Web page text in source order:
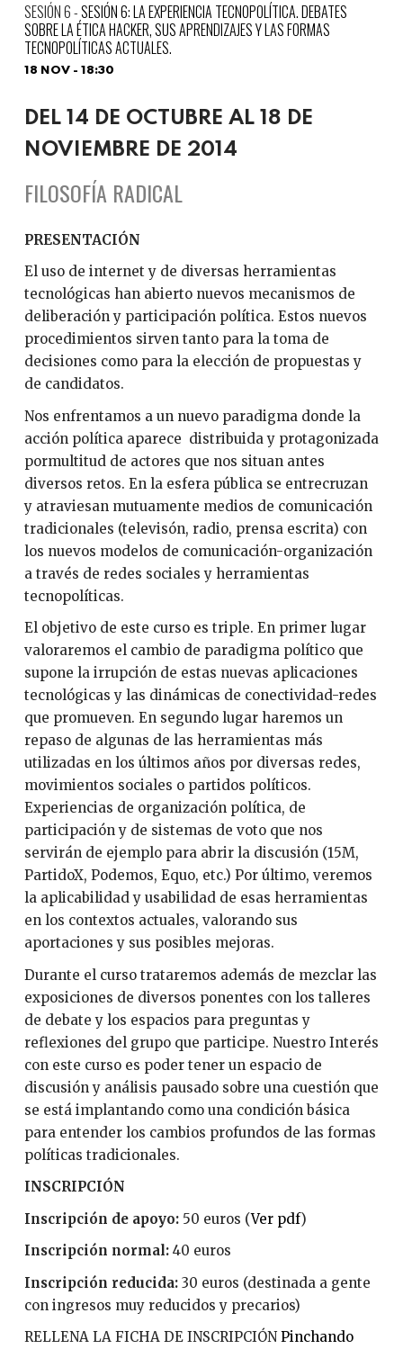
SESIÓN 6: LA EXPERIENCIA TECNOPOLÍTICA. DEBATES
SOBRE LA ÉTICA HACKER, SUS APRENDIZAJES Y LAS FORMAS
TECNOPOLÍTICAS ACTUALES.
18 NOV - 18:30
DEL 14 DE OCTUBRE AL 18 DE
NOVIEMBRE DE 2014
FILOSOFÍA RADICAL
PRESENTACIÓN
El uso de internet y de diversas herramientas
tecnológicas han abierto nuevos mecanismos de
deliberación y participación política. Estos nuevos
procedimientos sirven tanto para la toma de
decisiones como para la elección de propuestas y
de candidatos.
Nos enfrentamos a un nuevo paradigma donde la
acción política aparece distribuida y protagonizada
pormultitud de actores que nos situan antes
diversos retos. En la esfera pública se entrecruzan
y atraviesan mutuamente medios de comunicación
tradicionales (televisón, radio, prensa escrita) con
los nuevos modelos de comunicación-organización
a través de redes sociales y herramientas
tecnopolíticas.
El objetivo de este curso es triple. En primer lugar
valoraremos el cambio de paradigma político que
supone la irrupción de estas nuevas aplicaciones
tecnológicas y las dinámicas de conectividad-redes
que promueven. En segundo lugar haremos un
repaso de algunas de las herramientas más
utilizadas en los últimos años por diversas redes,
movimientos sociales o partidos políticos.
Experiencias de organización política, de
participación y de sistemas de voto que nos
servirán de ejemplo para abrir la discusión (15M,
PartidoX, Podemos, Equo, etc.) Por último, veremos
la aplicabilidad y usabilidad de esas herramientas
en los contextos actuales, valorando sus
aportaciones y sus posibles mejoras.
Durante el curso trataremos además de mezclar las
exposiciones de diversos ponentes con los talleres
de debate y los espacios para preguntas y
reflexiones del grupo que participe. Nuestro Interés
con este curso es poder tener un espacio de
discusión y análisis pausado sobre una cuestión que
se está implantando como una condición básica
para entender los cambios profundos de las formas
políticas tradicionales.
INSCRIPCIÓN
Inscripción de apoyo:50 euros (Ver pdf)
Inscripción normal:40 euros
Inscripción reducida:30 euros (destinada a gente
con ingresos muy reducidos y precarios)
RELLENA LA FICHA DE INSCRIPCIÓN Pinchando